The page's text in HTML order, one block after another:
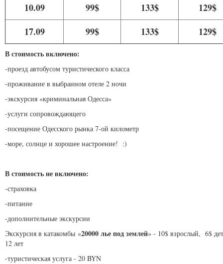
10.09
99$ 133$
129$
17.09
99$ 133$ 129$
В стоимость включено:
-проезд автобусом туристического класса
-проживание в выбранном отеле 2 ночи
-экскурсия «криминальная Одесса»
-услуги сопровождающего
-посещение Одесского рынка 7-ой километр
-море, солнце и хорошее настроение! :)
В стоимость не включено:
-страховка
-питание
-дополнительные экскурсии
Экскурсия в катакомбы «20000 лье под землей» - 10$ взрослый, 6$
12 лет
-туристическая услуга - 20 BYN